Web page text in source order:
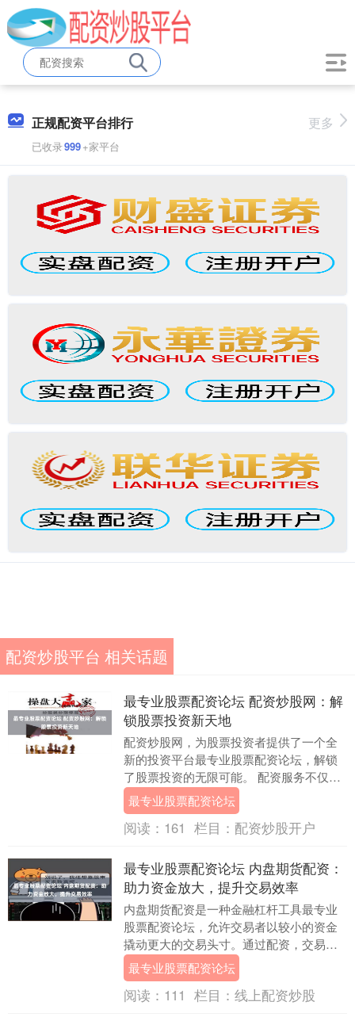
正规配资平台排行
已收录999+家平台
更多
配资炒股平台 相关话题
最专业股票配资论坛 配资炒股网：解
锁股票投资新天地
配资炒股网，为股票投资者提供了一个全
新的投资平台最专业股票配资论坛，解锁
了股票投资的无限可能。 配资服务不仅能
放大收益，还能有效控制风险。平台采用
严格的风控措施....
最专业股票配资论坛
阅读： 161 栏目： 配资炒股开户
最专业股票配资论坛 内盘期货配资：
助力资金放大，提升交易效率
内盘期货配资是一种金融杠杆工具最专业
股票配资论坛，允许交易者以较小的资金
撬动更大的交易头寸。通过配资，交易者
可以放大资金，从而提高潜在收益。 选择
可靠的港股配资....
最专业股票配资论坛
阅读： 111 栏目： 线上配资炒股